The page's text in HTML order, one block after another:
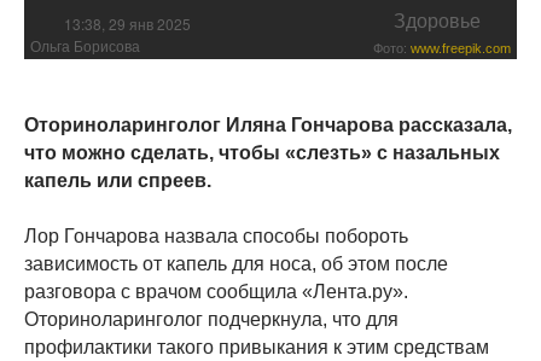
13:38, 29 янв 2025 Здоровье
Ольга Борисова Фото: www.freepik.com
Оториноларинголог Иляна Гончарова рассказала,
что можно сделать, чтобы «слезть» с назальных
капель или спреев.
Лор Гончарова назвала способы побороть
зависимость от капель для носа, об этом после
разговора с врачом сообщила «Лента.ру».
Оториноларинголог подчеркнула, что для
профилактики такого привыкания к этим средствам